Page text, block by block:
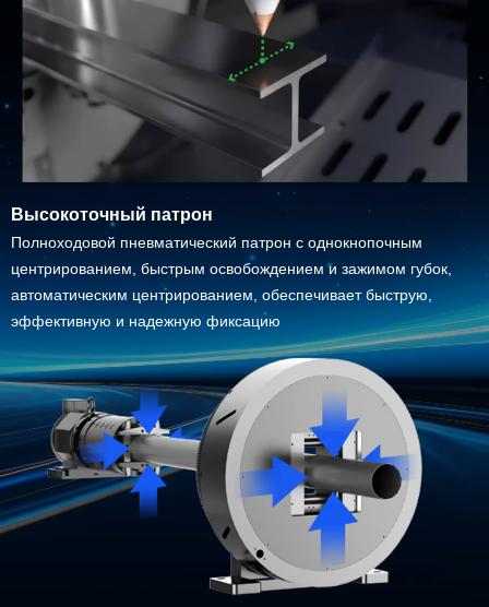
Высокоточный патрон
Полноходовой пневматический патрон с однокнопочным
центрированием, быстрым освобождением и зажимом губок,
автоматическим центрированием, обеспечивает быструю,
эффективную и надежную фиксацию